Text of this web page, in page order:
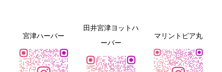
宮津ハーバー
田井宮津ヨットハ
ーバー
マリントピア丸